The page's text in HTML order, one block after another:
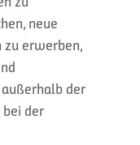
neue
zu erwerben,
der
bei der